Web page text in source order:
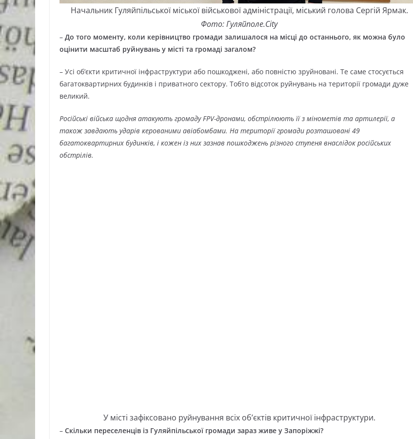
Начальник Гуляйпільської міської військової адміністрації, міський голова Сергій Ярмак.
Фото: Гуляйполе.City
– До того моменту, коли керівництво громади залишалося на місці до останнього, як можна було
оцінити масштаб руйнувань у місті та громаді загалом?
– Усі об’єкти критичної інфраструктури або пошкоджені, або повністю зруйновані. Те саме стосується
багатоквартирних будинків і приватного сектору. Тобто відсоток руйнувань на території громади дуже
великий.
Російські війська щодня атакують громаду FPV-дронами, обстрілюють її з мінометів та артилерії, а
також завдають ударів керованими авіабомбами. На території громади розташовані 49
багатоквартирних будинків, і кожен із них зазнав пошкоджень різного ступеня внаслідок російських
обстрілів.
У місті зафіксовано руйнування всіх об’єктів критичної інфраструктури.
– Скільки переселенців із Гуляйпільської громади зараз живе у Запоріжжі?